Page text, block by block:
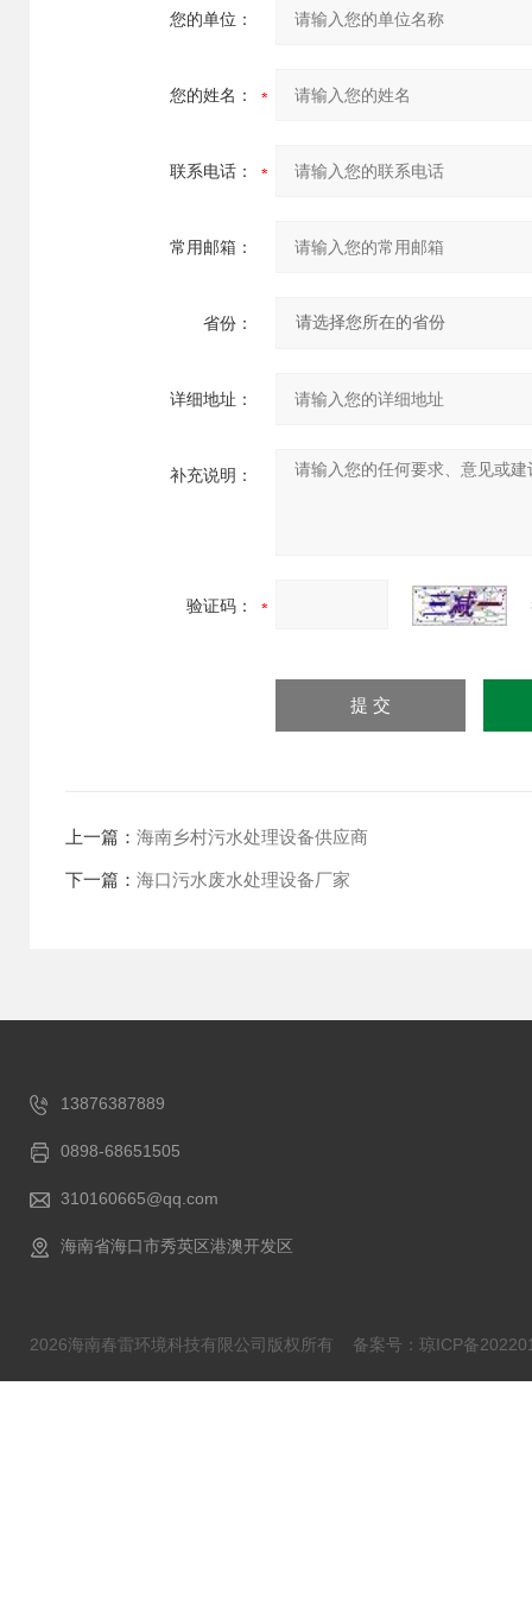
您的单位：
您的姓名：
联系电话：
常用邮箱：
省份：
详细地址：
补充说明：
验证码：
上一篇： 海南乡村污水处理设备供应商
下一篇： 海口污水废水处理设备厂家
13876387889
0898-68651505
310160665@qq.com
海南省海口市秀英区港澳开发区
2026海南春雷环境科技有限公司版权所有 备案号：琼ICP备